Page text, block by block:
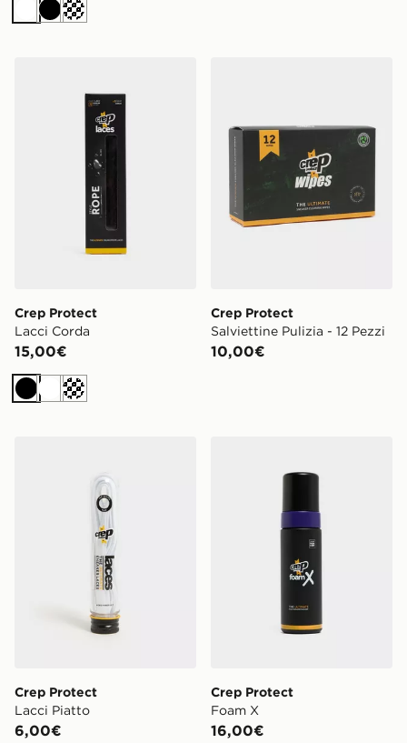
Bianco
NeroCrema
Crep Protect
Lacci Corda
15,00€
NeroBiancoCrema
Crep Protect
Salviettine Pulizia - 12 Pezzi
10,00€
Crep Protect
Lacci Piatto
6,00€
Crep Protect
Foam X
16,00€